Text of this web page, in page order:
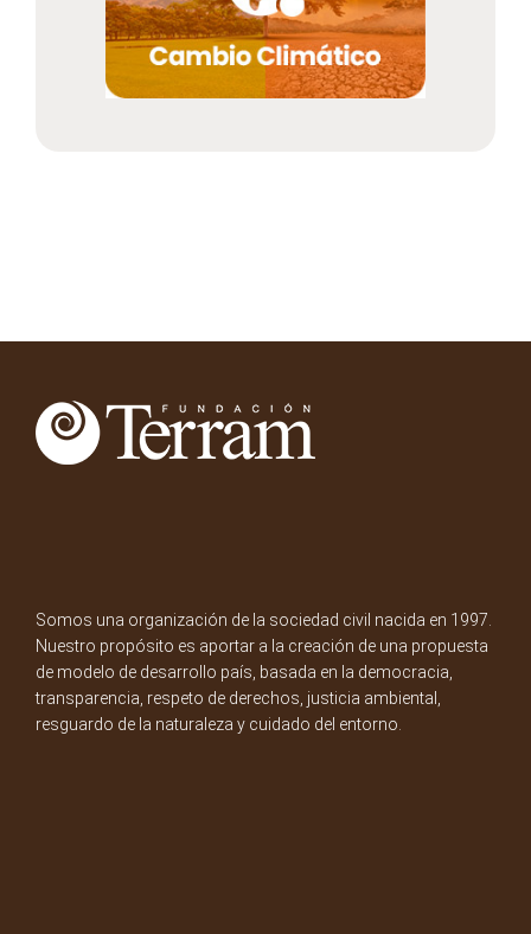
Somos una organización de la sociedad civil nacida en 1997.
Nuestro propósito es aportar a la creación de una propuesta
de modelo de desarrollo país, basada en la democracia,
transparencia, respeto de derechos, justicia ambiental,
resguardo de la naturaleza y cuidado del entorno.